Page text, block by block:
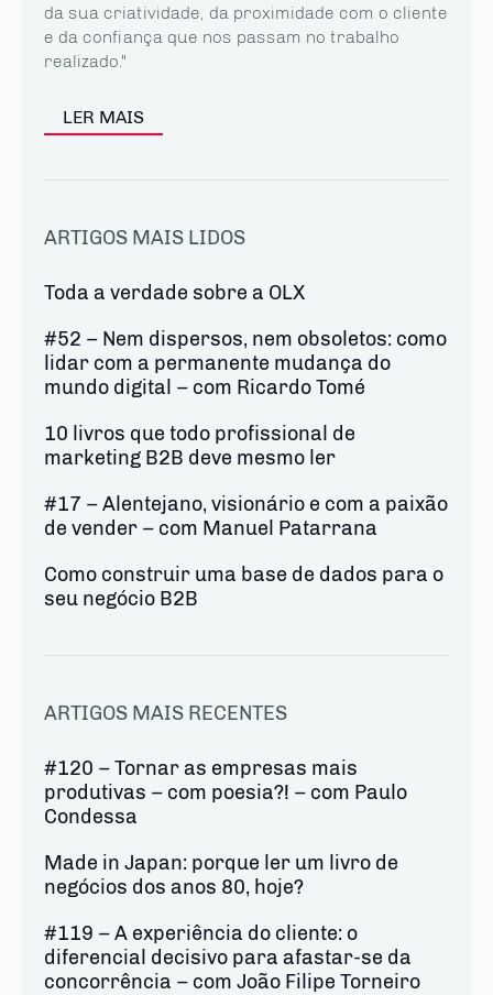
da sua criatividade, da proximidade com o cliente
e da confiança que nos passam no trabalho
realizado."
LER MAIS
ARTIGOS MAIS LIDOS
Toda a verdade sobre a OLX
#52 – Nem dispersos, nem obsoletos: como
lidar com a permanente mudança do
mundo digital – com Ricardo Tomé
10 livros que todo profissional de
marketing B2B deve mesmo ler
#17 – Alentejano, visionário e com a paixão
de vender – com Manuel Patarrana
Como construir uma base de dados para o
seu negócio B2B
ARTIGOS MAIS RECENTES
#120 – Tornar as empresas mais
produtivas – com poesia?! – com Paulo
Condessa
Made in Japan: porque ler um livro de
negócios dos anos 80, hoje?
#119 – A experiência do cliente: o
diferencial decisivo para afastar-se da
concorrência – com João Filipe Torneiro